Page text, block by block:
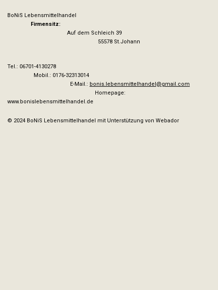
BoNiS Lebensmittelhandel
Firmensitz:
Auf dem Schleich 39
55578 St.Johann
Tel.: 06701-4130278
Mobil.: 0176-32313014
E-Mail.: bonis.lebensmittelhandel@gmail.com
Homepage:
www.bonislebensmittelhandel.de
© 2024 BoNiS Lebensmittelhandel mit Unterstützung von Webador